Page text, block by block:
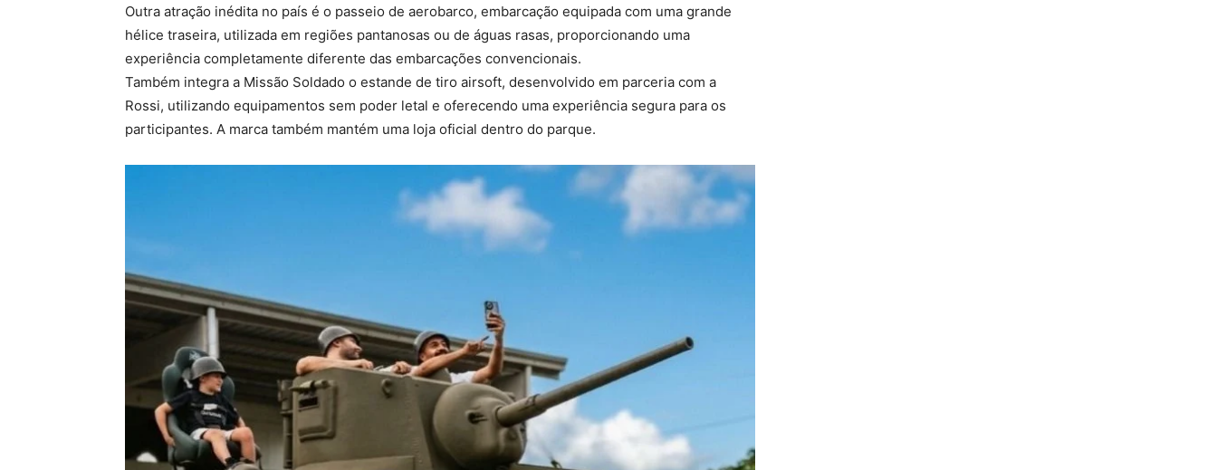
Outra atração inédita no país é o passeio de aerobarco, embarcação equipada com uma grande
hélice traseira, utilizada em regiões pantanosas ou de águas rasas, proporcionando uma
experiência completamente diferente das embarcações convencionais.
Também integra a Missão Soldado o estande de tiro airsoft, desenvolvido em parceria com a
Rossi, utilizando equipamentos sem poder letal e oferecendo uma experiência segura para os
participantes. A marca também mantém uma loja oficial dentro do parque.